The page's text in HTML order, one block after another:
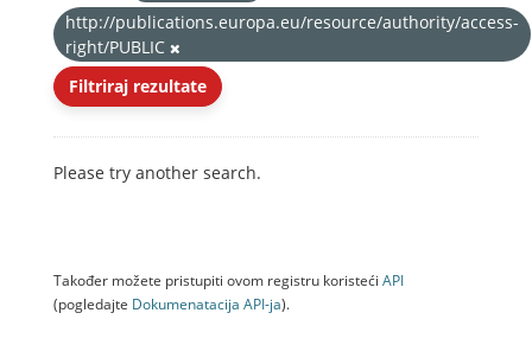
http://publications.europa.eu/resource/authority/access-
right/PUBLIC
Filtriraj rezultate
Please try another search.
Također možete pristupiti ovom registru koristeći API
(pogledajte Dokumenаtаcijа API-jа).